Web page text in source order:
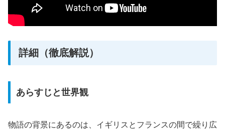
詳細（徹底解説）
あらすじと世界観
物語の背景にあるのは、イギリスとフランスの間で繰り広